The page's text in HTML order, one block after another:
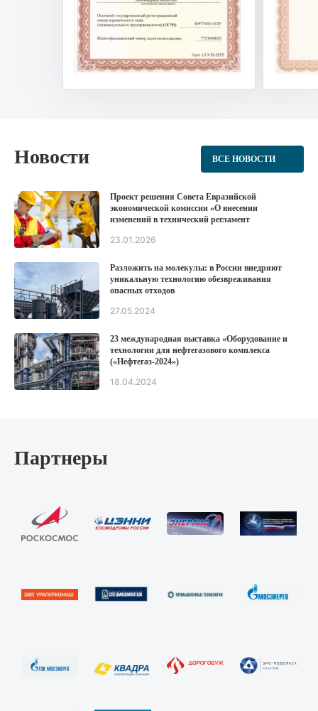
Новости ВСЕ НОВОСТИ
Проект решения Совета Евразийской
экономической комиссии «О внесении
изменений в технический регламент
оборудования, работающего под избыточным
23.01.2026
Разложить на молекулы: в России внедряют
уникальную технологию обезвреживания
опасных отходов
27.05.2024
23 международная выставка «Оборудование и
технологии для нефтегазового комплекса
(«Нефтегаз-2024»)
18.04.2024
Партнеры